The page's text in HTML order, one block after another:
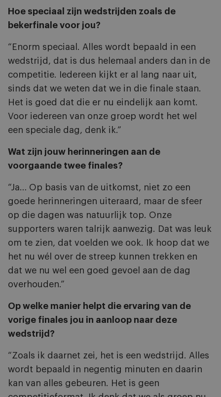
Hoe speciaal zijn wedstrijden zoals de
bekerfinale voor jou?
“Enorm speciaal. Alles wordt bepaald in een
wedstrijd, dat is dus helemaal anders dan in de
competitie. Iedereen kijkt er al lang naar uit,
sinds dat we weten dat we in die finale staan.
Het is goed dat die er nu eindelijk aan komt.
Voor iedereen van onze groep wordt het wel
een speciale dag, denk ik.”
Wat zijn jouw herinneringen aan de
voorgaande twee finales?
“Ja… Op basis van de uitkomst, niet zo een
goede herinneringen uiteraard, maar de sfeer
op die dagen was natuurlijk top. Onze
supporters waren talrijk aanwezig. Dat was leuk
om te zien, dat voelden we ook. Ik hoop dat we
het nu wél over de streep kunnen trekken en
dat we nu wel een goed gevoel aan de dag
overhouden.”
Op welke manier helpt die ervaring van de
vorige finales jou in aanloop naar deze
wedstrijd?
“Zoals ik daarnet zei, het is een wedstrijd. Alles
wordt bepaald in negentig minuten en daarin
kan van alles gebeuren. Het is geen